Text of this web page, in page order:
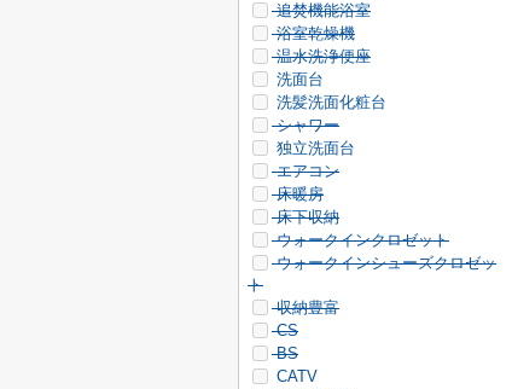
追焚機能浴室
浴室乾燥機
温水洗浄便座
洗面台
洗髪洗面化粧台
シャワー
独立洗面台
エアコン
床暖房
床下収納
ウォークインクロゼット
ウォークインシューズクロゼッ
ト
収納豊富
CS
BS
CATV